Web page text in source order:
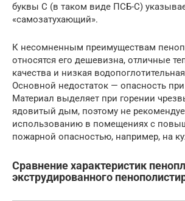
буквы С (в таком виде ПСБ-С)
«самозатухающий».
К несомненным преимуществам
относятся его дешевизна, отличные
качества и низкая
Основной недостаток — опасность
Материал выделяет при горении
ядовитый дым, поэтому не
использованию в помещениях с
пожарной опасностью, например, на
Сравнение характеристик
экструдированного